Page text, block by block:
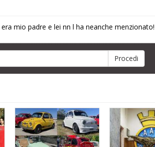
mio padre e lei nn l ha neanche